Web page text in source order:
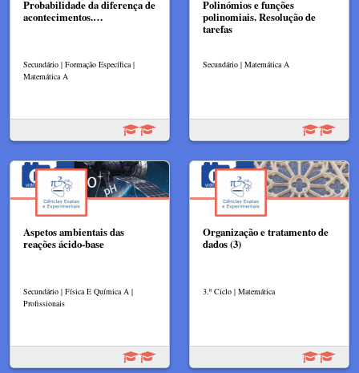
Probabilidade da diferença de
acontecimentos.…
Secundário | Formação Específica |
Matemática A
Polinómios e funções
polinomiais. Resolução de
tarefas
Secundário | Matemática A
Aspetos ambientais das
reações ácido-base
Secundário | Física E Química A |
Profissionais
Organização e tratamento de
dados (3)
3.º Ciclo | Matemática